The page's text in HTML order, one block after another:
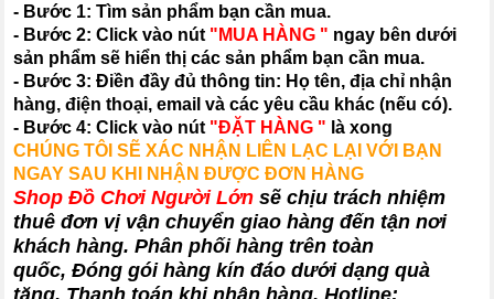
- Bước 1: Tìm sản phẩm bạn cần mua.
- Bước 2: Click vào nút "MUA HÀNG " ngay bên dưới
sản phẩm sẽ hiển thị các sản phẩm bạn cần mua.
- Bước 3: Điền đầy đủ thông tin: Họ tên, địa chỉ nhận
hàng, điện thoại, email và các yêu cầu khác (nếu có).
- Bước 4: Click vào nút "ĐẶT HÀNG " là xong
CHÚNG TÔI SẼ XÁC NHẬN LIÊN LẠC LẠI VỚI BẠN
NGAY SAU KHI NHẬN ĐƯỢC ĐƠN HÀNG
Shop Đồ Chơi Người Lớn sẽ chịu trách nhiệm
thuê đơn vị vận chuyển giao hàng đến tận nơi
khách hàng. Phân phối hàng trên toàn
quốc, Đóng gói hàng kín đáo dưới dạng quà